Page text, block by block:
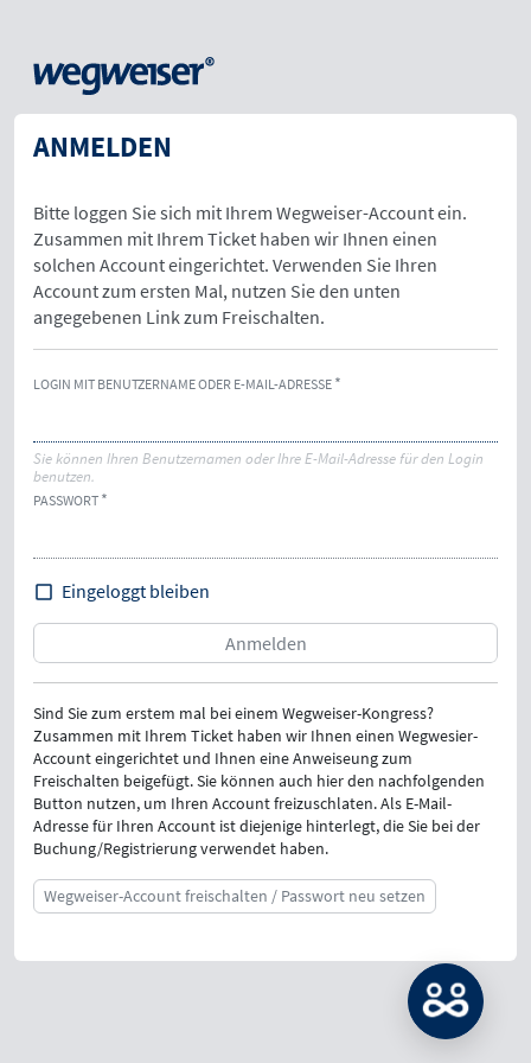
ANMELDEN
Bitte loggen Sie sich mit Ihrem Wegweiser-Account ein.
Zusammen mit Ihrem Ticket haben wir Ihnen einen
solchen Account eingerichtet. Verwenden Sie Ihren
Account zum ersten Mal, nutzen Sie den unten
angegebenen Link zum Freischalten.
LOGIN MIT BENUTZERNAME ODER E-MAIL-ADRESSE
Sie können Ihren Benutzernamen oder Ihre E-Mail-Adresse für den Login
benutzen.
PASSWORT
Eingeloggt bleiben
Sind Sie zum erstem mal bei einem Wegweiser-Kongress?
Zusammen mit Ihrem Ticket haben wir Ihnen einen Wegwesier-
Account eingerichtet und Ihnen eine Anweiseung zum
Freischalten beigefügt. Sie können auch hier den nachfolgenden
Button nutzen, um Ihren Account freizuschlaten. Als E-Mail-
Adresse für Ihren Account ist diejenige hinterlegt, die Sie bei der
Buchung/Registrierung verwendet haben.
Wegweiser-Account freischalten / Passwort neu setzen